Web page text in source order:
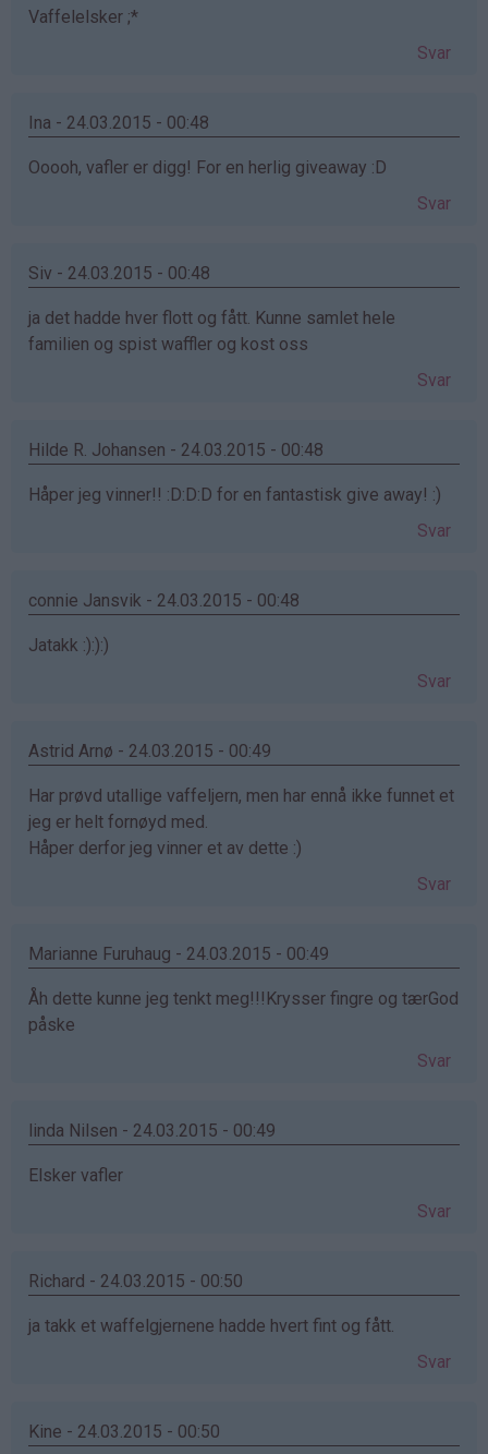
Vaffelelsker ;*
Svar
Ina - 24.03.2015 - 00:48
Ooooh, vafler er digg! For en herlig giveaway :D
Svar
Siv - 24.03.2015 - 00:48
ja det hadde hver flott og fått. Kunne samlet hele
familien og spist waffler og kost oss
Svar
Hilde R. Johansen - 24.03.2015 - 00:48
Håper jeg vinner!! :D:D:D for en fantastisk give away! :)
Svar
connie Jansvik - 24.03.2015 - 00:48
Jatakk :):):)
Svar
Astrid Arnø - 24.03.2015 - 00:49
Har prøvd utallige vaffeljern, men har ennå ikke funnet et
jeg er helt fornøyd med.
Håper derfor jeg vinner et av dette :)
Svar
Marianne Furuhaug - 24.03.2015 - 00:49
Åh dette kunne jeg tenkt meg!!!Krysser fingre og tærGod
påske
Svar
linda Nilsen - 24.03.2015 - 00:49
Elsker vafler
Svar
Richard - 24.03.2015 - 00:50
ja takk et waffelgjernene hadde hvert fint og fått.
Svar
Kine - 24.03.2015 - 00:50